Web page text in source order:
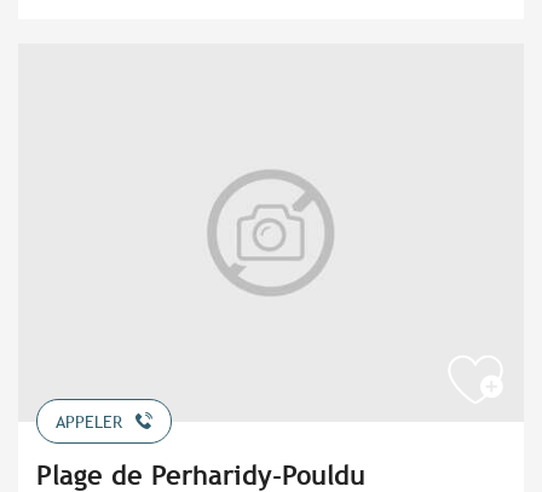
APPELER
Plage de Perharidy-Pouldu